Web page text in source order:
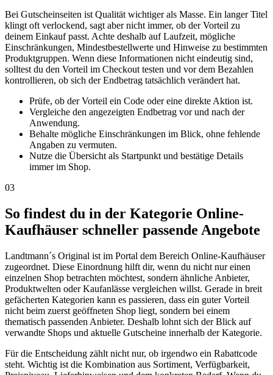
Bei Gutscheinseiten ist Qualität wichtiger als Masse. Ein langer Titel
klingt oft verlockend, sagt aber nicht immer, ob der Vorteil zu
deinem Einkauf passt. Achte deshalb auf Laufzeit, mögliche
Einschränkungen, Mindestbestellwerte und Hinweise zu bestimmten
Produktgruppen. Wenn diese Informationen nicht eindeutig sind,
solltest du den Vorteil im Checkout testen und vor dem Bezahlen
kontrollieren, ob sich der Endbetrag tatsächlich verändert hat.
Prüfe, ob der Vorteil ein Code oder eine direkte Aktion ist.
Vergleiche den angezeigten Endbetrag vor und nach der
Anwendung.
Behalte mögliche Einschränkungen im Blick, ohne fehlende
Angaben zu vermuten.
Nutze die Übersicht als Startpunkt und bestätige Details
immer im Shop.
03
So findest du in der Kategorie Online-
Kaufhäuser schneller passende Angebote
Landtmann´s Original ist im Portal dem Bereich Online-Kaufhäuser
zugeordnet. Diese Einordnung hilft dir, wenn du nicht nur einen
einzelnen Shop betrachten möchtest, sondern ähnliche Anbieter,
Produktwelten oder Kaufanlässe vergleichen willst. Gerade in breit
gefächerten Kategorien kann es passieren, dass ein guter Vorteil
nicht beim zuerst geöffneten Shop liegt, sondern bei einem
thematisch passenden Anbieter. Deshalb lohnt sich der Blick auf
verwandte Shops und aktuelle Gutscheine innerhalb der Kategorie.
Für die Entscheidung zählt nicht nur, ob irgendwo ein Rabattcode
steht. Wichtig ist die Kombination aus Sortiment, Verfügbarkeit,